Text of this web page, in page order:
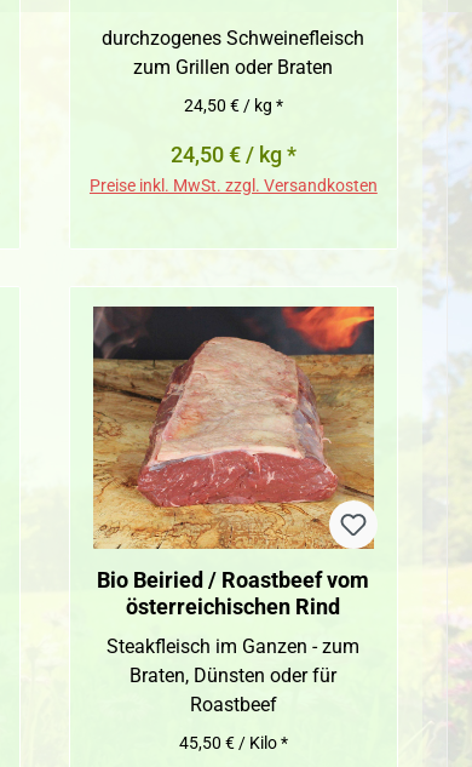
durchzogenes Schweinefleisch
zum Grillen oder Braten
24,50 € / kg *
24,50 € / kg *
Preise inkl. MwSt. zzgl. Versandkosten
Bio Beiried / Roastbeef vom
österreichischen Rind
Steakfleisch im Ganzen - zum
Braten, Dünsten oder für
Roastbeef
45,50 € / Kilo *